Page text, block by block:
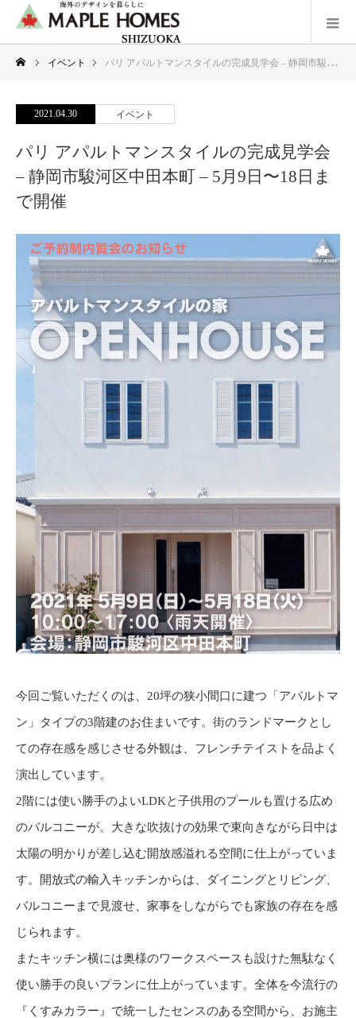
イベント パリ アパルトマンスタイルの完成見学会 – 静岡市駿河区中田本町 – 5月9日〜18日まで開催
2021.04.30 イベント
パリ アパルトマンスタイルの完成見学会
– 静岡市駿河区中田本町 – 5月9日〜18日ま
で開催
今回ご覧いただくのは、20坪の狭小間口に建つ「アパルトマ
ン」タイプの3階建のお住まいです。街のランドマークとし
ての存在感を感じさせる外観は、フレンチテイストを品よく
演出しています。
2階には使い勝手のよいLDKと子供用のプールも置ける広め
のバルコニーが。大きな吹抜けの効果で東向きながら日中は
太陽の明かりが差し込む開放感溢れる空間に仕上がっていま
す。開放式の輸入キッチンからは、ダイニングとリピング、
バルコニーまで見渡せ、家事をしながらでも家族の存在を感
じられます。
またキッチン横には奥様のワークスペースも設けた無駄なく
使い勝手の良いプランに仕上がっています。全体を今流行の
『くすみカラー』で統一したセンスのある空間から、お施主